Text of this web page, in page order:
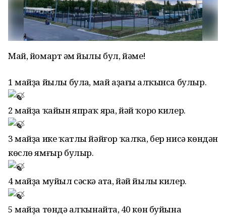
Май, йомарт һәм йылы бул, йәме!
1 майҙа йылы булһа, май аҙағы һалҡынса булыр.
2 майҙа ҡайын япраҡ ярһа, йәй ҡоро килер.
3 майҙа ике ҡатлы йәйғор ҡалҡһа, бер нисә көндән
көслө ямғыр булыр.
4 майҙа муйыл сәскә атһа, йәй йылы килер.
5 майҙа төндә һалҡынайтһа, 40 көн буйына